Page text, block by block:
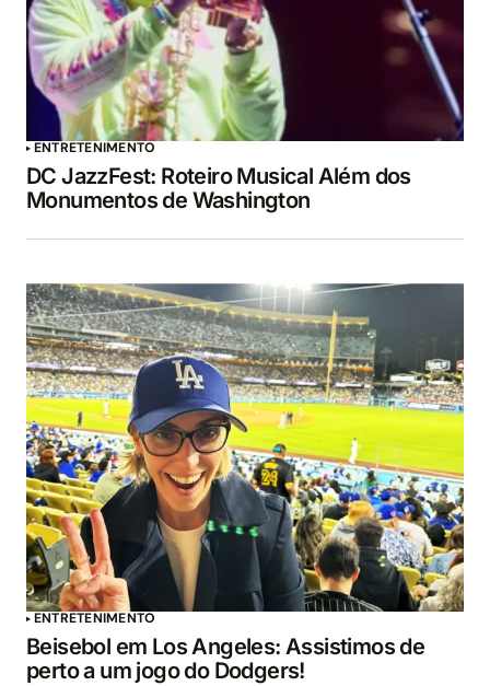
ENTRETENIMENTO
DC JazzFest: Roteiro Musical Além dos
Monumentos de Washington
ENTRETENIMENTO
Beisebol em Los Angeles: Assistimos de
perto a um jogo do Dodgers!